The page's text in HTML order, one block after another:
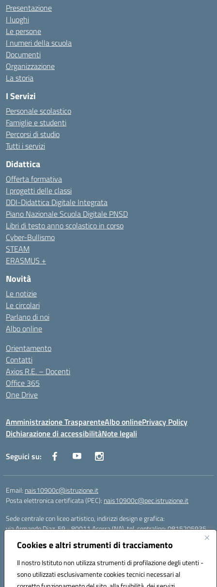
Cookies e altri strumenti di tracciamento
Il nostro Istituto non utilizza strumenti di profilazione degli utenti -
sono utilizzati esclusivamente cookies tecnici necessari al
Presentazione
I luoghi
Le persone
I numeri della scuola
Documenti
Organizzazione
La storia
I Servizi
Personale scolastico
Famiglie e studenti
Percorsi di studio
Tutti i servizi
Didattica
Offerta formativa
I progetti delle classi
DDI-Didattica Digitale Integrata
Piano Nazionale Scuola Digitale PNSD
Libri di testo anno scolastico in corso
Cyber-Bullismo
STEAM
ERASMUS +
Novità
Le notizie
Le circolari
Parlano di noi
Albo online
Orientamento
Contatti
Axios R.E. – Docenti
Office 365
One Drive
Amministrazione TrasparenteAlbo onlinePrivacy Policy
Dichiarazione di accessibilitàNote legali
Seguici su:
Email: nais10900c@istruzione.it
Posta elettronica certificata (PEC): nais10900c@pec.istruzione.it
Sede centrale con liceo artistico, indirizzi design e grafica:
via Armando Diaz, 59 - 80011 Acerra (NA), tel. centralino: 0815205935
via T. Campanella, 80011 Acerra (NA), tel/fax: 0818850905
Sede succursale con liceo musicale:
via S. Pellico, 80011 Acerra (NA), tel: 08119660921
Email: nais10900c@istruzione.it | PEC: nais10900c@pec.istruzione.it |